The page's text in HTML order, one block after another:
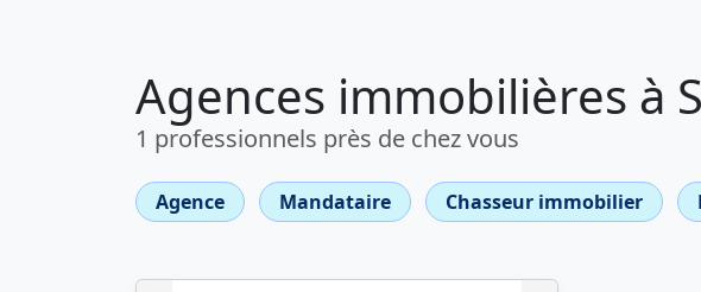
Agences immobilières à
1 professionnels près de chez vous
Agence Mandataire Chasseur immobilier